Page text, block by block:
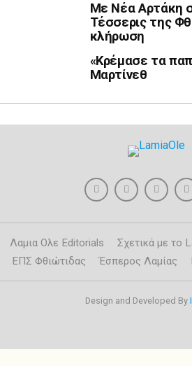
Με Νέα Αρτάκη
Τέσσερις της
κλήρωση
«Κρέμασε τα
Μαρτίνεθ
Λαμια Ολε Editorials Σχετικά με το
ΕΠΣ Φθιώτιδας
Έσπερος Λαμίας
Design and Developed By